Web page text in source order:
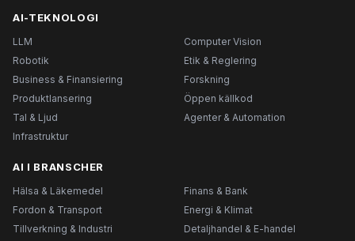
AI-TEKNOLOGI
LLM
Computer Vision
Robotik
Etik & Reglering
Business & Finansiering
Forskning
Produktlansering
Öppen källkod
Tal & Ljud
Agenter & Automation
Infrastruktur
AI I BRANSCHER
Hälsa & Läkemedel
Finans & Bank
Fordon & Transport
Energi & Klimat
Tillverkning & Industri
Detaljhandel & E-handel